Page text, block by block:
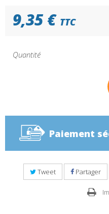
9,35 € TTC
Quantité
Paiement
Tweet Partager